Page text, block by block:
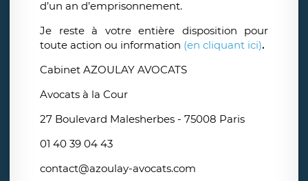
d’un an d’emprisonnement.
Je reste à votre entière disposition pour
toute action ou information (en cliquant ici).
Cabinet AZOULAY AVOCATS
Avocats à la Cour
27 Boulevard Malesherbes - 75008 Paris
01 40 39 04 43
contact@azoulay-avocats.com